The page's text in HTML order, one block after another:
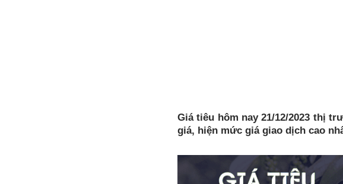
Giá tiêu hôm nay 21/12/2023 thị
giá, hiện mức giá giao dịch cao